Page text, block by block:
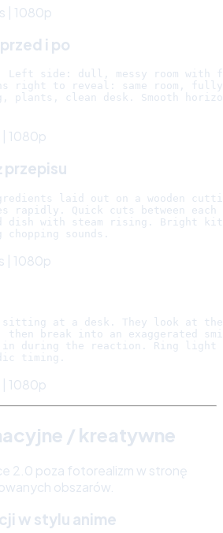
| 1080p
i po
Left side: dull, messy room with
right to reveal: same room,
plants, clean desk. Smooth
| 1080p
przepisu
laid out on a wooden
rapidly. Quick cuts between
dish with steam rising. Bright
| 1080p
sitting at a desk. They look at
then break into an exaggerated
in during the reaction. Ring
| 1080p
/ kreatywne
2.0 poza fotorealizm w stronę
obszarów.
w stylu anime